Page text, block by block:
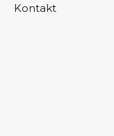
Kontakt